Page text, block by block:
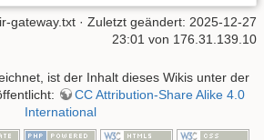
gateway.txt · Zuletzt geändert: 2025-12-27
23:01 von 176.31.139.10
ist der Inhalt dieses Wikis unter der
CC Attribution-Share Alike 4.0
International